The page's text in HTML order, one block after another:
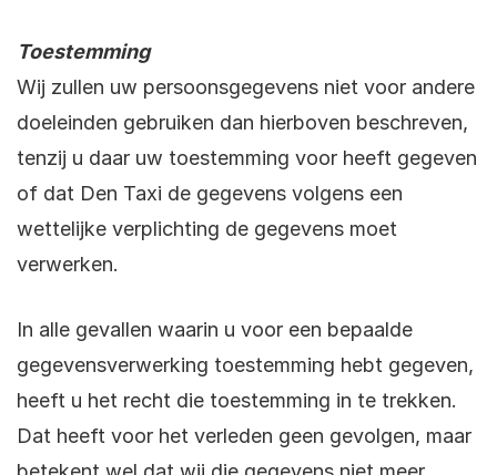
Toestemming
Wij zullen uw persoonsgegevens niet voor andere
doeleinden gebruiken dan hierboven beschreven,
tenzij u daar uw toestemming voor heeft gegeven
of dat Den Taxi de gegevens volgens een
wettelijke verplichting de gegevens moet
verwerken.
In alle gevallen waarin u voor een bepaalde
gegevensverwerking toestemming hebt gegeven,
heeft u het recht die toestemming in te trekken.
Dat heeft voor het verleden geen gevolgen, maar